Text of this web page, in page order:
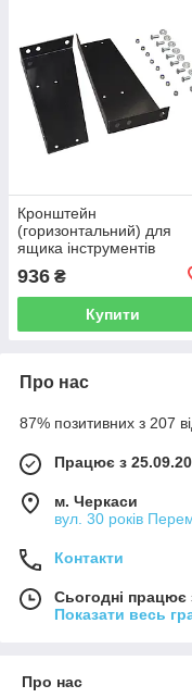
Кронштейн
(горизонтальний) для
ящика інструментів
936 ₴
Купити
Про нас
87% позитивних з 207
Працює з
м. Черкаси
вул. 30 років
Контакти
Сьогодні працює
Показати весь
Про нас